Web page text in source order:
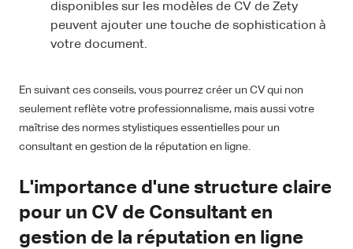
disponibles sur les modèles de CV de Zety
peuvent ajouter une touche de sophistication à
votre document.
En suivant ces conseils, vous pourrez créer un CV qui non
seulement reflète votre professionnalisme, mais aussi votre
maîtrise des normes stylistiques essentielles pour un
consultant en gestion de la réputation en ligne.
L'importance d'une structure claire
pour un CV de Consultant en
gestion de la réputation en ligne